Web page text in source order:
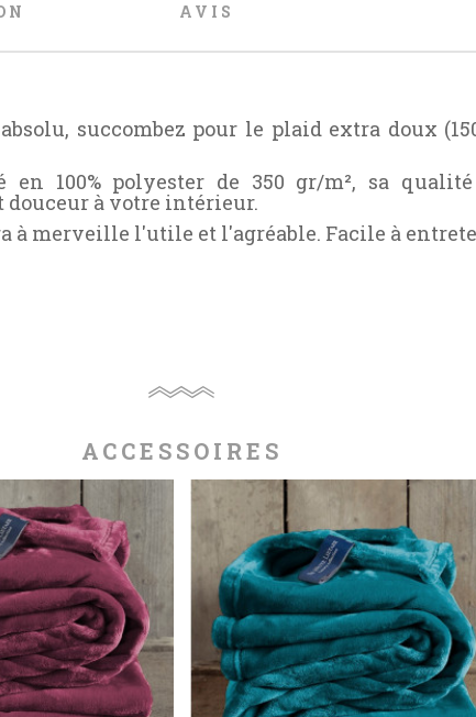
AVIS
succombez pour le plaid extra doux
100% polyester de 350 gr/m², sa
douceur à votre intérieur.
merveille l'utile et l'agréable. Facile à
ACCESSOIRES